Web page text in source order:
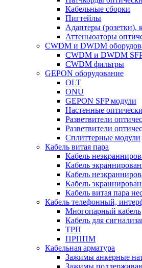
Кабельные сборки
Пигтейлы
Адаптеры (розетки),
Аттеньюаторы
CWDM и DWDM
CWDM и DWDM
CWDM фильтры
GEPON оборудование
OLT
ONU
GEPON SFP модули
Настенные
Разветвители
Разветвители
Сплиттерные модули
Кабель витая пара
Кабель
Кабель
Кабель
Кабель
Кабель витая пара
Кабель телефонный,
Многопарный кабель
Кабель для
ТРП
ПРППМ
Кабельная арматура
Зажимы анкерные
Зажимы